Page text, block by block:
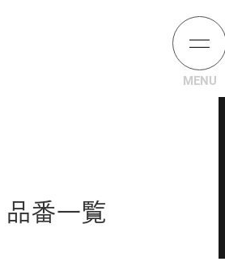
品番一覧